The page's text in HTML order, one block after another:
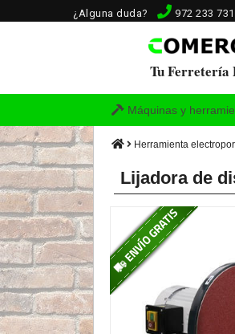
¿Alguna duda? 972 233 731
Tu Ferretería
Máquinas y
Herramienta
Lijadora de